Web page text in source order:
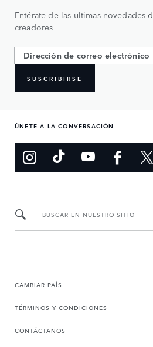
Entérate de las ultimas novedades
creadores
SUSCRIBIRSE
ÚNETE A LA CONVERSACIÓN
BUSCAR EN NUESTRO SITIO
CAMBIAR PAÍS
TÉRMINOS Y CONDICIONES
CONTÁCTANOS